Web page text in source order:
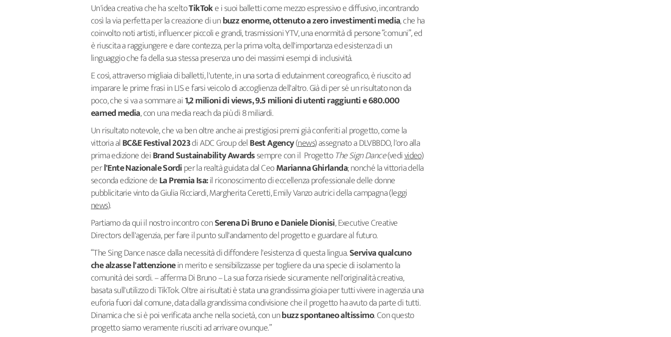
Un'idea creativa che ha sceltoTikToke i suoi balletti come mezzo espressivo e diffusivo, incontrando
così la via perfetta per la creazione di unbuzz enorme, ottenuto a zero investimenti media, che ha
coinvolto noti artisti, influencer piccoli e grandi, trasmissioni YTV, una enormità di persone “comuni”, ed
è riuscita a raggiungere e dare contezza, per la prima volta, dell'importanza ed esistenza di un
linguaggio che fa della sua stessa presenza uno dei massimi esempi di inclusività.
E così, attraverso migliaia di balletti, l'utente, in una sorta di edutainment coreografico, è riuscito ad
imparare le prime frasi in LIS e farsi veicolo di accoglienza dell'altro. Già di per sé un risultato non da
poco, che si va a sommare ai1,2 milioni di views, 9.5 milioni di utenti raggiunti e 680.000
earned media, con una media reach da più di 8 miliardi.
Un risultato notevole, che va ben oltre anche ai prestigiosi premi già conferiti al progetto, come la
vittoria alBC&E Festival 2023di ADC Group delBest Agency(news) assegnato a DLVBBDO, l'oro alla
prima edizione deiBrand Sustainability Awardssempre con il ProgettoThe Sign Dance(vedivideo)
perl'Ente Nazionale Sordiper la realtà guidata dal CeoMarianna Ghirlanda; nonché la vittoria della
seconda edizione deLa Premia Isa:il riconoscimento di eccellenza professionale delle donne
pubblicitarie vinto da Giulia Ricciardi, Margherita Ceretti, Emily Vanzo autrici della campagna (leggi
news).
Partiamo da qui il nostro incontro conSerena Di Bruno e Daniele Dionisi, Executive Creative
Directors dell'agenzia, per fare il punto sull'andamento del progetto e guardare al futuro.
“The Sing Dance nasce dalla necessità di diffondere l'esistenza di questa lingua.Serviva qualcuno
che alzasse l'attenzionein merito e sensibilizzasse per togliere da una specie di isolamento la
comunità dei sordi. – afferma Di Bruno – La sua forza risiede sicuramente nell'originalità creativa,
basata sull'utilizzo di TikTok. Oltre ai risultati è stata una grandissima gioia per tutti vivere in agenzia una
euforia fuori dal comune, data dalla grandissima condivisione che il progetto ha avuto da parte di tutti.
Dinamica che si è poi verificata anche nella società, con unbuzz spontaneo altissimo. Con questo
progetto siamo veramente riusciti ad arrivare ovunque.”